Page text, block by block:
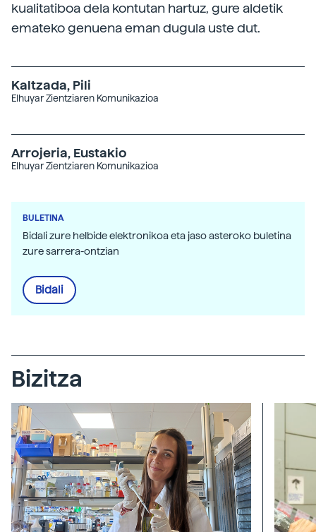
kualitatiboa dela kontutan hartuz, gure aldetik
emateko genuena eman dugula uste dut.
Kaltzada, Pili
Elhuyar Zientziaren Komunikazioa
Arrojeria, Eustakio
Elhuyar Zientziaren Komunikazioa
BULETINA
Bidali zure helbide elektronikoa eta jaso asteroko buletina
zure sarrera-ontzian
Bidali
Bizitza